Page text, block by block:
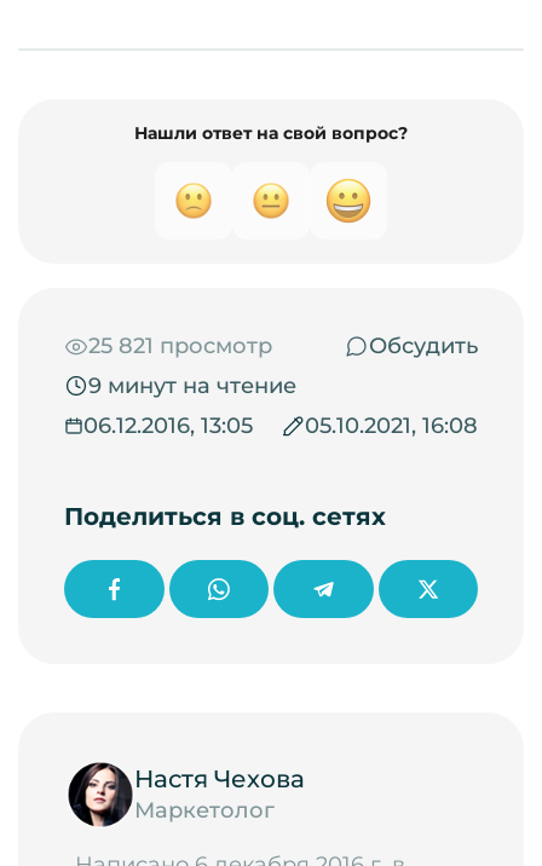
Нашли ответ на свой вопрос?
25 821 просмотр
Обсудить
9 минут на чтение
06.12.2016, 13:05
05.10.2021, 16:08
Поделиться в соц. сетях
Настя Чехова
Маркетолог